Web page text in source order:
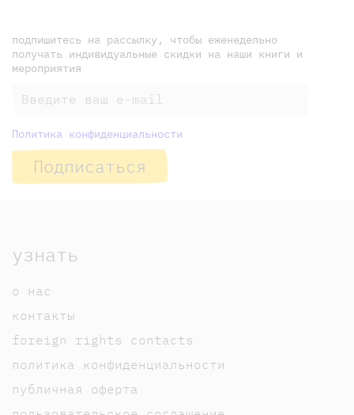
подпишитесь на рассылку, чтобы еженедельно
получать индивидуальные скидки на наши книги и
мероприятия
Политика конфиденциальности
Подписаться
узнать
о нас
контакты
foreign rights contacts
политика конфиденциальности
публичная оферта